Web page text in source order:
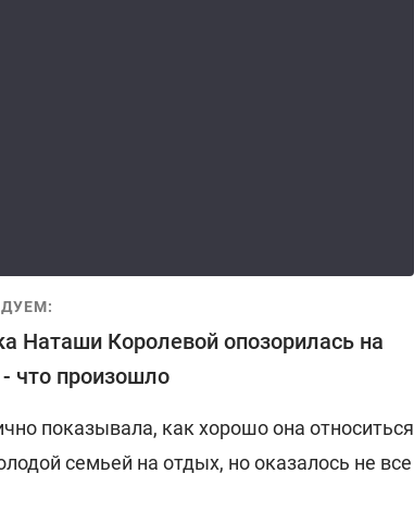
Наташи Королевой опозорилась на
что произошло
показывала, как хорошо она относиться
семьей на отдых, но оказалось не все